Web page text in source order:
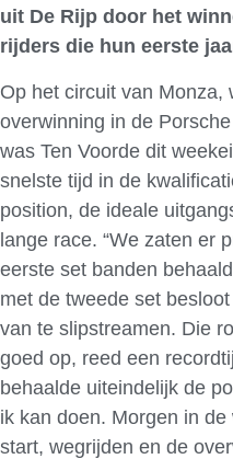
uit De Rijp door het
rijders die hun eerste
Op het circuit van Monza,
overwinning in de
was Ten Voorde dit
snelste tijd in de
position, de ideale
lange race. “We zaten er
eerste set banden
met de tweede set
van te slipstreamen. Die
goed op, reed een
behaalde uiteindelijk de
ik kan doen. Morgen in
start, wegrijden en de